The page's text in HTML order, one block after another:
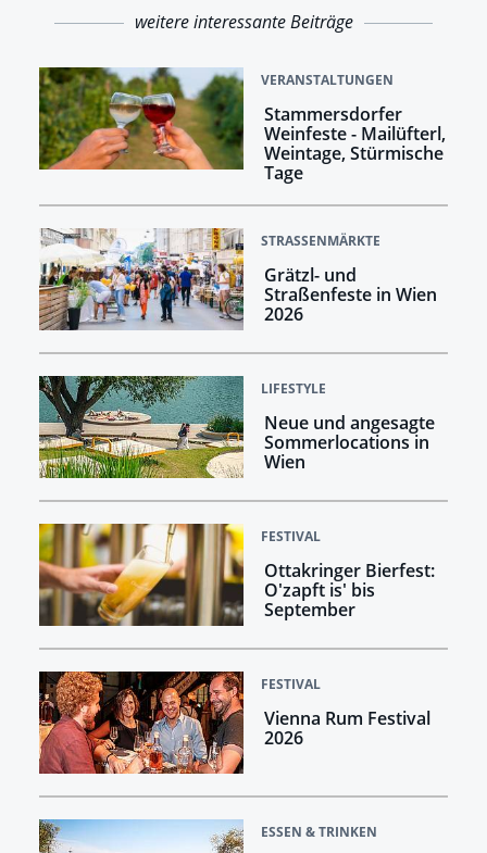
weitere interessante Beiträge
VERANSTALTUNGEN
Stammersdorfer
Weinfeste - Mailüfterl,
Weintage, Stürmische
Tage
STRASSENMÄRKTE
Grätzl- und
Straßenfeste in Wien
2026
LIFESTYLE
Neue und angesagte
Sommerlocations in
Wien
FESTIVAL
Ottakringer Bierfest:
O'zapft is' bis
September
FESTIVAL
Vienna Rum Festival
2026
ESSEN & TRINKEN